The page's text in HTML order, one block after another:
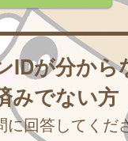
IDが分か
みでない方
に回答してくだ